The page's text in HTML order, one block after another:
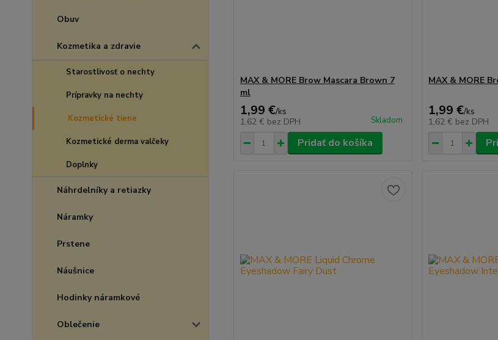
Obuv
Kozmetika a zdravie
Starostlivosť o nechty
Prípravky na nechty
Kozmetické tiene
Kozmetické derma valčeky
Doplnky
Náhrdelníky a retiazky
Náramky
Prstene
Náušnice
Hodinky náramkové
Oblečenie
MAX & MORE Brow Mascara Brown 7
ml
1,99 €/ks
1,62 € bez DPH Skladom
Pridať do košíka
MAX & MORE
1,99 €/ks
1,62 € bez DPH